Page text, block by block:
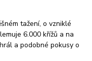
tažení, o vzniklé
6.000 křížů a na
a podobné pokusy o